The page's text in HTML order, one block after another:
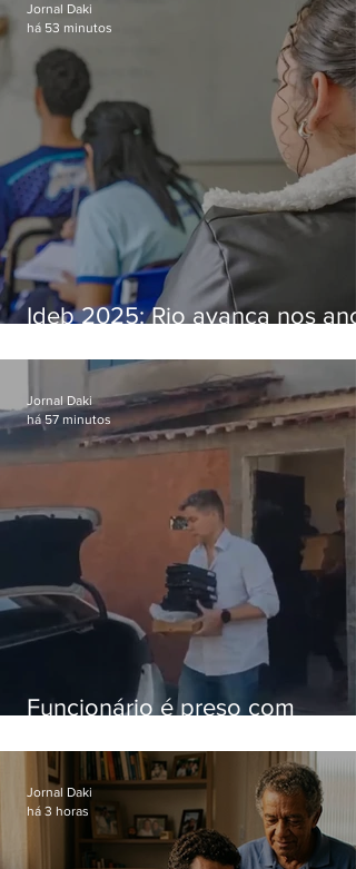
Ideb 2025: Rio avança nos
nacional
Jornal Daki
há 53 minutos
Funcionário é preso com
Hospital do Andaraí
Jornal Daki
há 57 minutos
Jornal Daki
há 3 horas